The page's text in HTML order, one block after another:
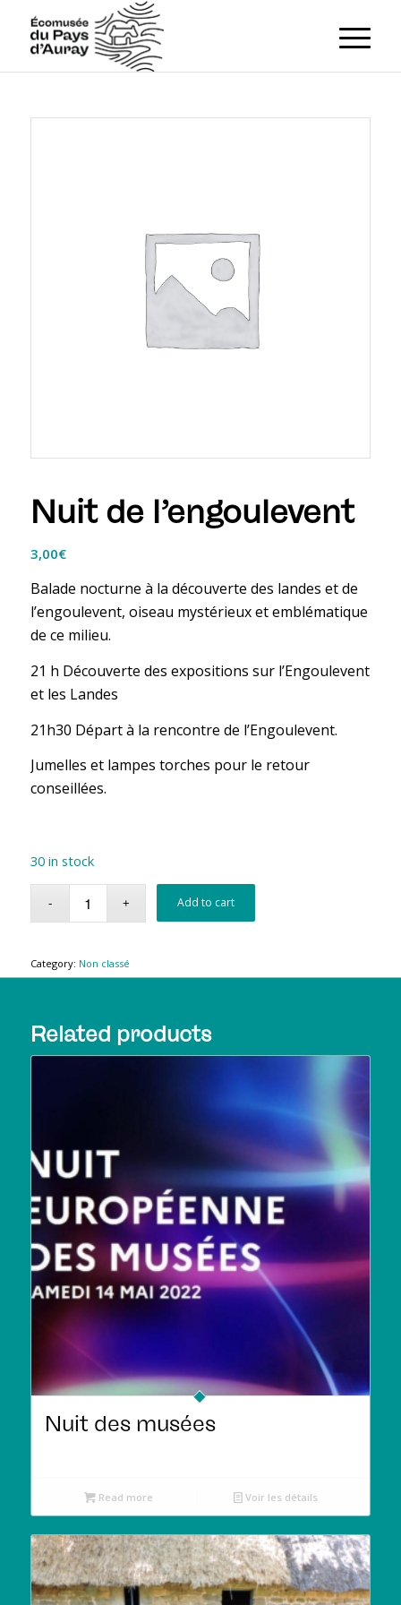
Nuit de l’engoulevent
3,00€
Balade nocturne à la découverte des landes et de
l’engoulevent, oiseau mystérieux et emblématique
de ce milieu.
21 h Découverte des expositions sur l’Engoulevent
et les Landes
21h30 Départ à la rencontre de l’Engoulevent.
Jumelles et lampes torches pour le retour
conseillées.
30 in stock
Add to cart
Category: Non classé
Related products
Nuit des musées
Read more Voir les détails